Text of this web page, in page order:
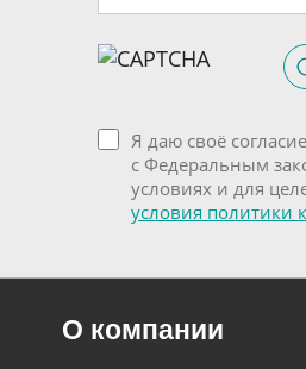
Я даю своё
с Федеральным
условиях и для
условия политики
О компании